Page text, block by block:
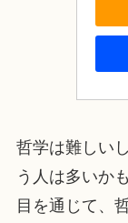
哲学は難しい
う人は多いか
目を通じて、